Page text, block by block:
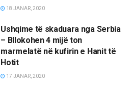
18 JANAR, 2020
Ushqime të skaduara nga Serbia
– Bllokohen 4 mijë ton
marmelatë në kufirin e Hanit të
Hotit
17 JANAR, 2020